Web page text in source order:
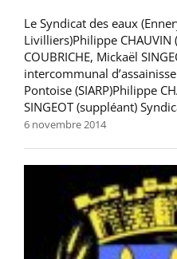
Le Syndicat des eaux
Livilliers)Philippe
COUBRICHE, Mickaël
intercommunal
Pontoise (SIARP)Philippe
SINGEOT (suppléant)
6 novembre 2014